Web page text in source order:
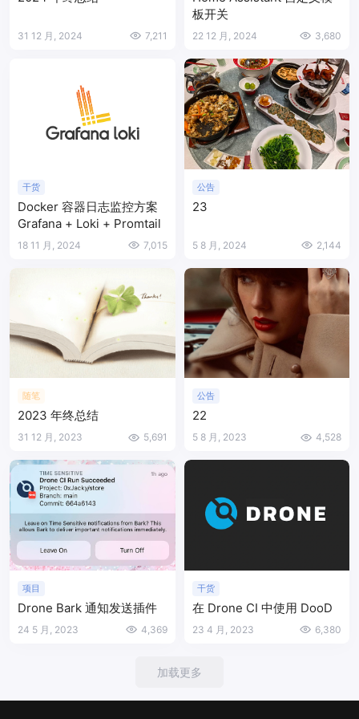
31 12 月, 2024 7,211
板开关
22 12 月, 2024 3,680
干货
Docker 容器日志监控方案
Grafana + Loki + Promtail
18 11 月, 2024 7,015
公告
23
5 8 月, 2024 2,144
随笔
2023 年终总结
31 12 月, 2023 5,691
公告
22
5 8 月, 2023 4,528
项目
Drone Bark 通知发送插件
24 5 月, 2023 4,369
干货
在 Drone CI 中使用 DooD
23 4 月, 2023 6,380
加载更多